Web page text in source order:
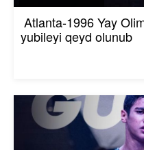
Atlanta-1996 Yay
yubileyi qeyd olunub